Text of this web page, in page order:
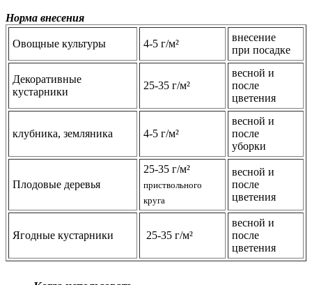
Норма внесения
Овощные культуры 4-5 г/м²
внесение
при посадке
Декоративные
кустарники
25-35 г/м²
весной и
после
цветения
клубника, земляника 4-5 г/м²
весной и
после
уборки
Плодовые деревья
25-35 г/м²
приствольного
круга
весной и
после
цветения
Ягодные кустарники 25-35 г/м²
весной и
после
цветения